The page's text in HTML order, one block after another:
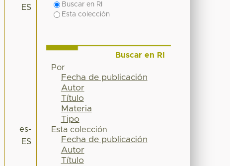
ES
es-
ES
Buscar en RI
Esta colección
Buscar en RI
Por
Fecha de publicación
Autor
Título
Materia
Tipo
Esta colección
Fecha de publicación
Autor
Título